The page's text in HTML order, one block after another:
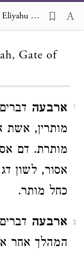
Reshit Chokhmah, Chupat Eliyahu Rabbah, Gate of Four
Gate of
1 ארבעה
מותרין, אשת
מותרת. דם
אסור, לשון
כחל מותר.
2 ארבעה
המהלך אחר